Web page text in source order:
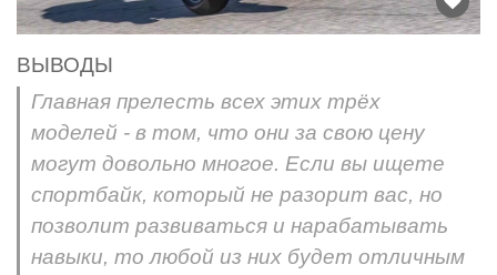
ВЫВОДЫ
Главная прелесть всех этих трёх
моделей - в том, что они за свою цену
могут довольно многое. Если вы ищете
спортбайк, который не разорит вас, но
позволит развиваться и нарабатывать
навыки, то любой из них будет отличным